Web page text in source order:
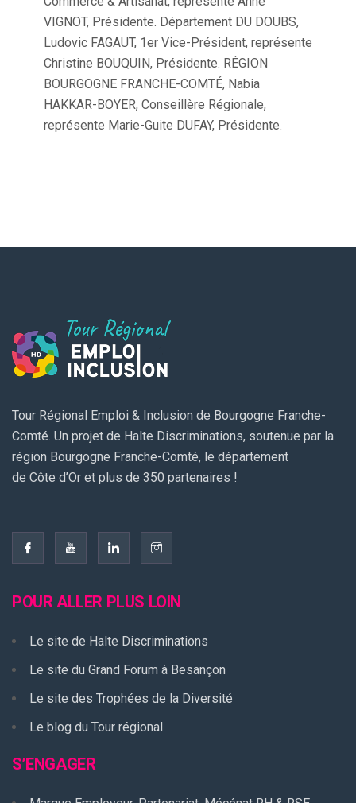
VIGNOT, Présidente. Département DU DOUBS,
Ludovic FAGAUT, 1er Vice-Président, représente
Christine BOUQUIN, Présidente. RÉGION
BOURGOGNE FRANCHE-COMTÉ, Nabia
HAKKAR-BOYER, Conseillère Régionale,
représente Marie-Guite DUFAY, Présidente.
Tour Régional Emploi & Inclusion de Bourgogne Franche-
Comté. Un projet de Halte Discriminations, soutenue par la
région Bourgogne Franche-Comté, le département
de Côte d’Or et plus de 350 partenaires !
POUR ALLER PLUS LOIN
Le site de Halte Discriminations
Le site du Grand Forum à Besançon
Le site des Trophées de la Diversité
Le blog du Tour régional
S’ENGAGER